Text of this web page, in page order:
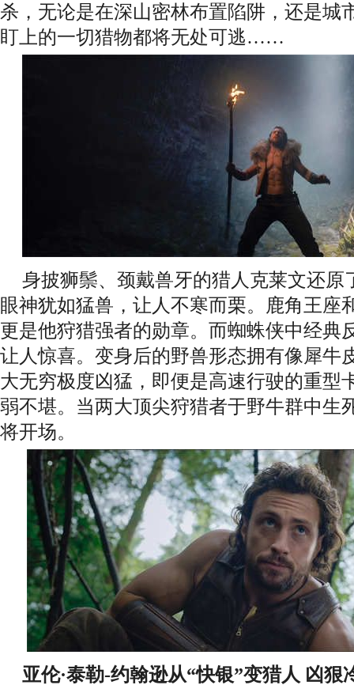
杀，无论是在深山密林布置陷阱，还是城
盯上的一切猎物都将无处可逃……
身披狮鬃、颈戴兽牙的猎人克莱文还原
眼神犹如猛兽，让人不寒而栗。鹿角王座
更是他狩猎强者的勋章。而蜘蛛侠中经典
让人惊喜。变身后的野兽形态拥有像犀牛
大无穷极度凶猛，即便是高速行驶的重型
弱不堪。当两大顶尖狩猎者于野牛群中生
将开场。
亚伦·泰勒-约翰逊从“快银”变猎人 凶狠